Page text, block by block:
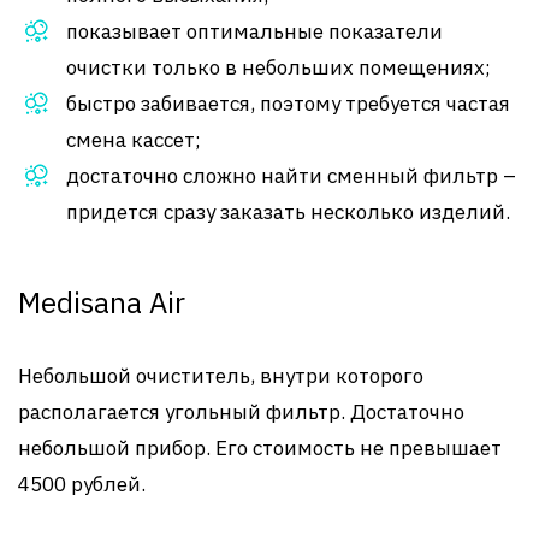
показывает оптимальные показатели
очистки только в небольших помещениях;
быстро забивается, поэтому требуется частая
смена кассет;
достаточно сложно найти сменный фильтр –
придется сразу заказать несколько изделий.
Medisana Air
Небольшой очиститель, внутри которого
располагается угольный фильтр. Достаточно
небольшой прибор. Его стоимость не превышает
4500 рублей.